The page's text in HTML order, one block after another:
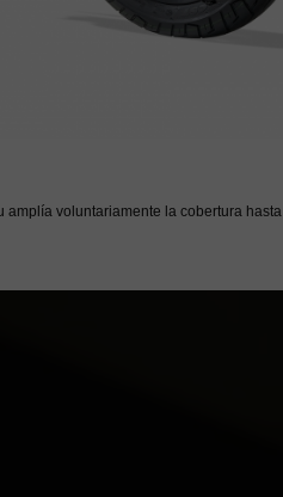
voluntariamente la cobertura